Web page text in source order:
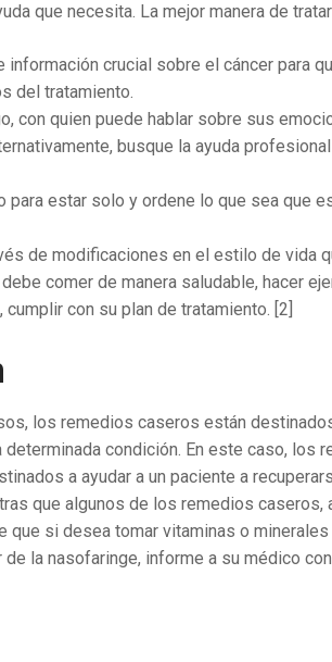
que necesita. La mejor manera de
información crucial sobre el cáncer para
del tratamiento.
con quien puede hablar sobre sus
busque la ayuda
para estar solo y ordene lo que sea que
de modificaciones en el estilo de vida
comer de manera saludable, hacer
con su plan de tratamiento. [2]
los remedios caseros están
determinada condición. En este caso, los
a ayudar a un paciente a
que algunos de los remedios caseros,
que si desea tomar vitaminas o
la nasofaringe, informe a su médico